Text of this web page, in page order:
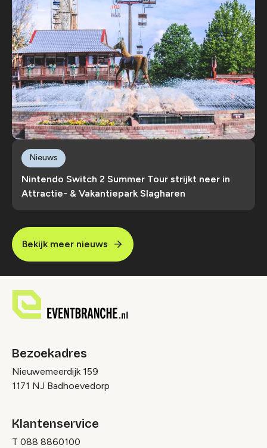
Nintendo Switch 2 Summer Tour strijkt neer in
Attractie- & Vakantiepark Slagharen
Nieuws
Bekijk meer nieuws
Bezoekadres
Nieuwemeerdijk 159
1171 NJ Badhoevedorp
Klantenservice
T 088 8860100